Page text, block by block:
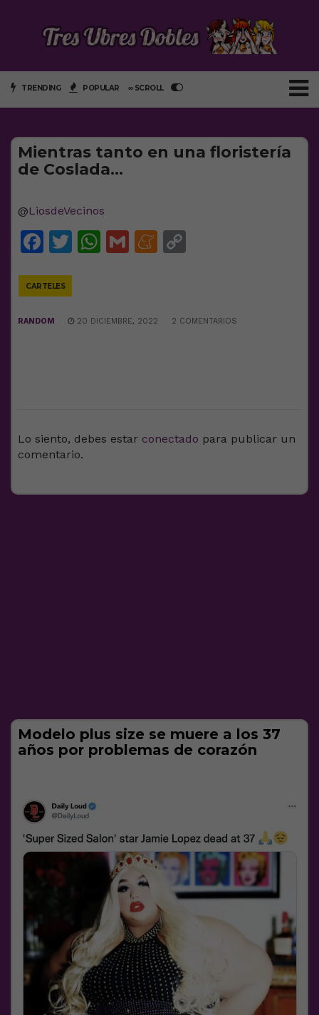
TRENDING POPULAR ∞ SCROLL
Mientras tanto en una floristería
de Coslada…
@LiosdeVecinos
Facebook
Twitter
WhatsApp
GmailMeneame
CARTELES
RANDOM 20 DICIEMBRE, 2022 2 COMENTARIOS
Lo siento, debes estar conectado para publicar un
comentario.
Modelo plus size se muere a los 37
años por problemas de corazón